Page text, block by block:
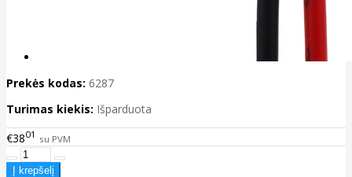
Prekės kodas: 6287
Turimas kiekis: Išparduota
€3801 su PVM